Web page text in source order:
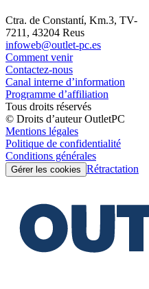
Ctra. de Constantí, Km.3, TV-
7211, 43204 Reus
infoweb@outlet-pc.es
Comment venir
Contactez-nous
Canal interne d’information
Programme d’affiliation
Tous droits réservés
© Droits d’auteur OutletPC
Mentions légales
Politique de confidentialité
Conditions générales
Gérer les cookies Rétractation